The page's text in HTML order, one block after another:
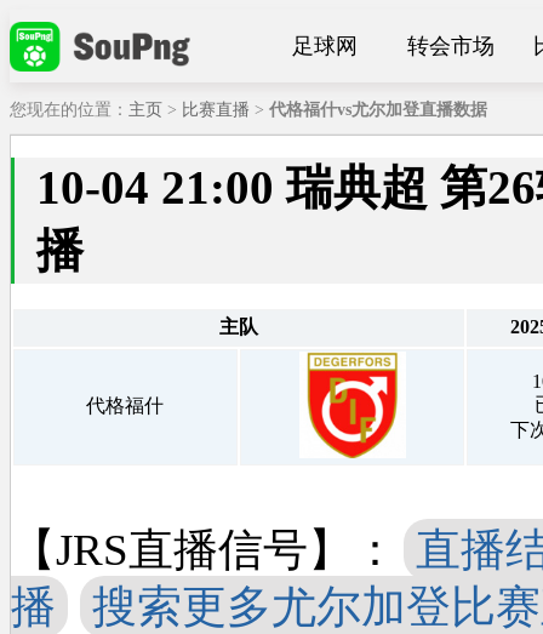
足球网 转会市场
您现在的位置： 主页 > 比赛直播 > 代格福什vs尤尔加登直播数据
10-04 21:00 瑞典超 第
播
主队
代格福什
下
【JRS直播信号】：
直播
播
搜索更多尤尔加登比